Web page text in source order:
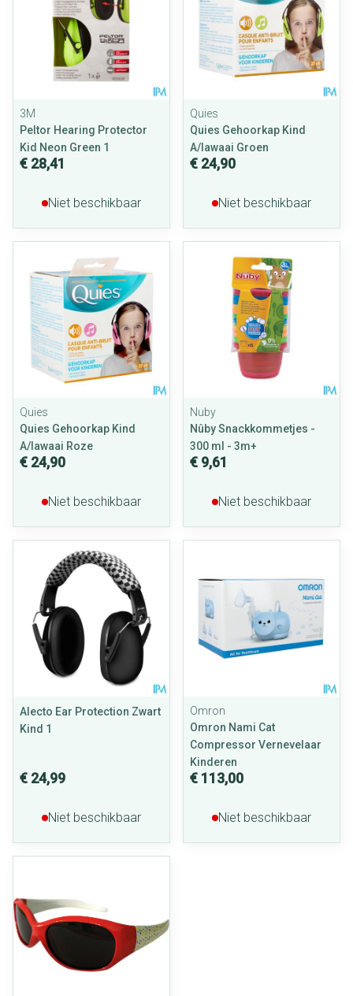
3M
Peltor Hearing Protector
Kid Neon Green 1
€ 28,41
Niet beschikbaar
Quies
Quies Gehoorkap Kind
A/lawaai Groen
€ 24,90
Niet beschikbaar
Quies
Quies Gehoorkap Kind
A/lawaai Roze
€ 24,90
Niet beschikbaar
Nuby
Nûby Snackkommetjes -
300 ml - 3m+
€ 9,61
Niet beschikbaar
Alecto Ear Protection Zwart
Kind 1
€ 24,99
Niet beschikbaar
Omron
Omron Nami Cat
Compressor Vernevelaar
Kinderen
€ 113,00
Niet beschikbaar